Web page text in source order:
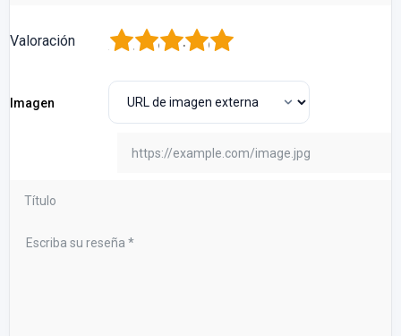
Valoración 5
4
3
2
Imagen